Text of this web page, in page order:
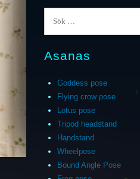
Asanas
Goddess pose
Flying crow pose
Lotus pose
Tripod headstand
Handstand
Wheelpose
Bound Angle Pose